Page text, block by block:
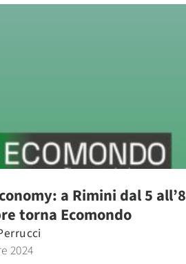
a Rimini dal 5 all’8
torna Ecomondo
2024